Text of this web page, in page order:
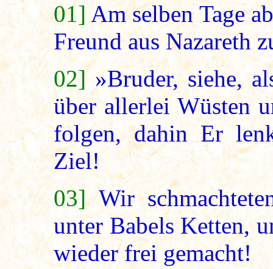
01]Am selben Tage
Freund aus Nazareth
02] »Bruder, siehe,
über allerlei Wüsten
folgen, dahin Er
Ziel!
03]Wir
unter Babels Ketten,
wieder frei gemacht!